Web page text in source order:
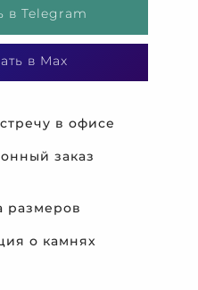
в Telegram
в Max
в офисе
заказ
размеров
о камнях